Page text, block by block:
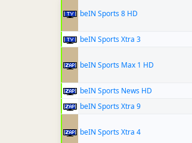
beIN Sports 8 HD
beIN Sports Xtra 3
beIN Sports Max 1 HD
beIN Sports News HD
beIN Sports Xtra 9
beIN Sports Xtra 4